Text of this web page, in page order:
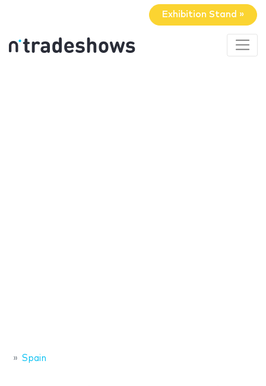
Exhibition Stand »
Spain